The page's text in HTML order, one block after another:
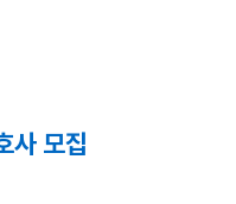
사 모집